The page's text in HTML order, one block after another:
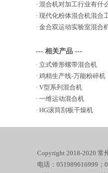
· 混合机对加工行业有什
· 现代化粉体混合机混合
· 金合双运动实验室混合
--- 相关产品 ---
· 立式锥形螺带混合机
· 鸡精生产线-万能粉碎机
· V型系列混合机
· 一维运动混合机
· HG滚筒刮板干燥机
Copyright 2018-2020 常
电话：051989616999；